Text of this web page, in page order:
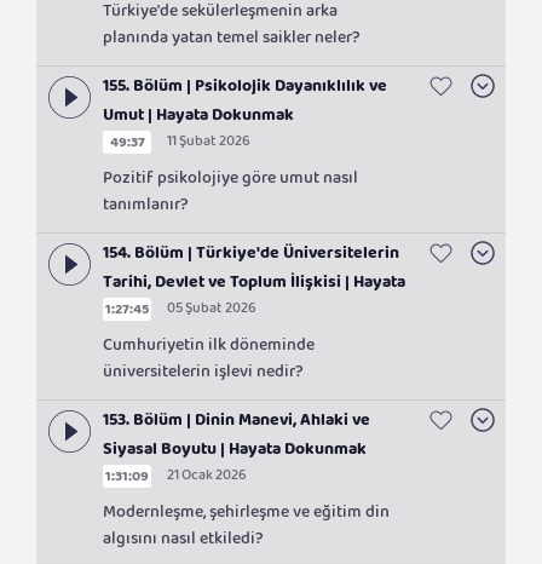
Türkiye'de sekülerleşmenin arka
planında yatan temel saikler neler?
155. Bölüm | Psikolojik Dayanıklılık ve
Umut | Hayata Dokunmak
49:37 11 Şubat 2026
Pozitif psikolojiye göre umut nasıl
tanımlanır?
154. Bölüm | Türkiye'de Üniversitelerin
Tarihi, Devlet ve Toplum İlişkisi | Hayata
Dokunmak
1:27:45 05 Şubat 2026
Cumhuriyetin ilk döneminde
üniversitelerin işlevi nedir?
153. Bölüm | Dinin Manevi, Ahlaki ve
Siyasal Boyutu | Hayata Dokunmak
1:31:09 21 Ocak 2026
Modernleşme, şehirleşme ve eğitim din
algısını nasıl etkiledi?